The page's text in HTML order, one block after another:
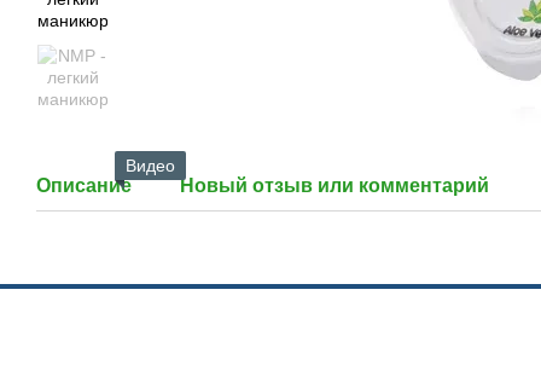
Видео
Описание Новый отзыв или комментарий